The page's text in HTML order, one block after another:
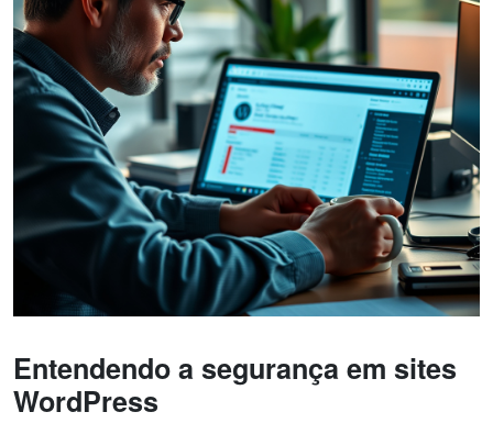
Entendendo a segurança em sites
WordPress